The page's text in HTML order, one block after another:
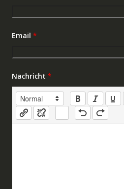
Email *
Nachricht *